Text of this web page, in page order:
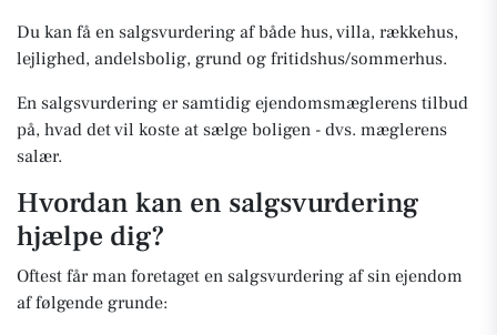
Du kan få en salgsvurdering af både hus, villa, rækkehus,
lejlighed, andelsbolig, grund og fritidshus/sommerhus.
En salgsvurdering er samtidig ejendomsmæglerens tilbud
på, hvad det vil koste at sælge boligen - dvs. mæglerens
salær.
Hvordan kan en salgsvurdering
hjælpe dig?
Oftest får man foretaget en salgsvurdering af sin ejendom
af følgende grunde: